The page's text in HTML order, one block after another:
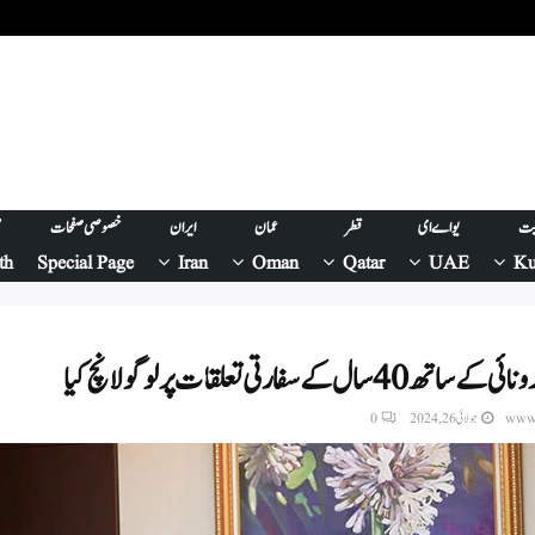
یو اے ای
UAE
قطر
Qatar
عمان
Oman
ایران
Iran
خصوصی صفحات
Special Page
سفارتی تعلقات پر لوگو لانچ کیا
جولائی 26, 2024 0